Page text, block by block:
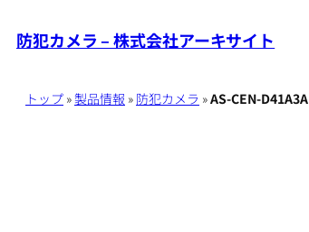
容
防犯カメラ – 株式会社アーキサイト
トップ »製品情報 » 防犯カメラ »AS-CEN-D41A3A